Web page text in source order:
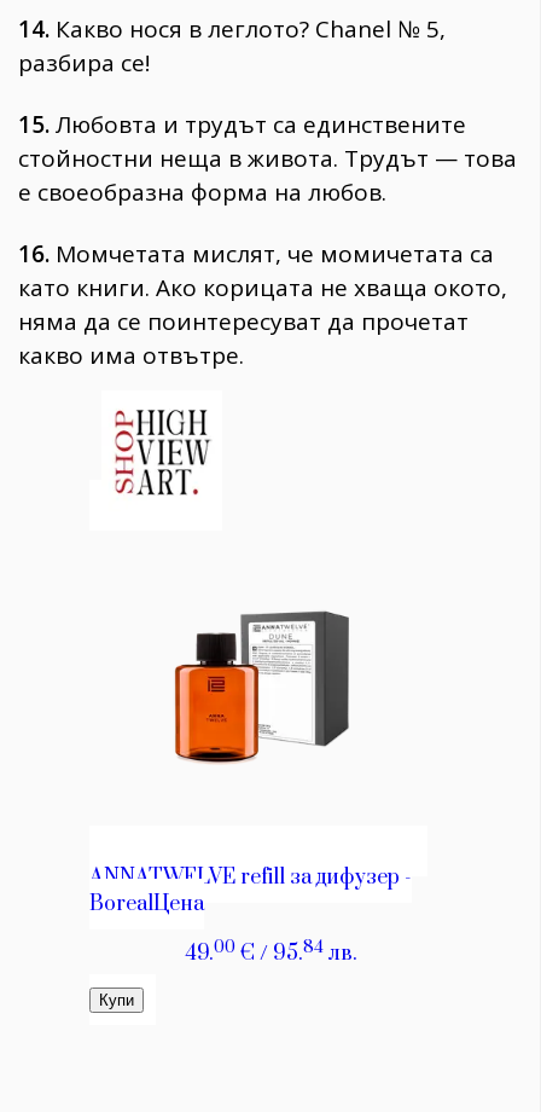
14. Какво нося в леглото? Chanel № 5,
разбира се!
15.Любовта и трудът са единствените
стойностни неща в живота. Трудът — това
е своеобразна форма на любов.
16. Момчетата мислят, че момичетата са
като книги. Ако корицата не хваща окото,
няма да се поинтересуват да прочетат
какво има отвътре.